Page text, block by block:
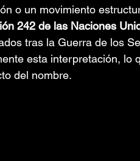
o un movimiento
242 de las Naciones
tras la Guerra de los
esta interpretación, lo
del nombre.